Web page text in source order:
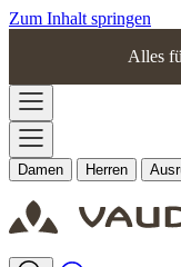
Zum Inhalt springen
Alles
Damen Herren